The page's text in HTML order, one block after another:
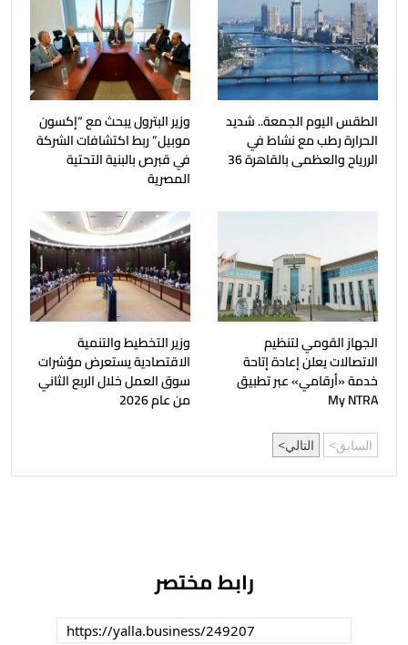
الطقس اليوم الجمعة.. شديد
الحرارة رطب مع نشاط في
الررياح والعظمى بالقاهرة 36
وزير البترول يبحث مع “إكسون
موبيل” ربط اكتشافات الشركة
في قبرص بالبنية التحتية
المصرية
الجهاز القومي لتنظيم
الاتصالات يعلن إعادة إتاحة
خدمة «أرقامي» عبر تطبيق
My NTRA
وزير التخطيط والتنمية
الاقتصادية يستعرض مؤشرات
سوق العمل خلال الربع الثاني
من عام 2026
السابق التالي
رابط مختصر